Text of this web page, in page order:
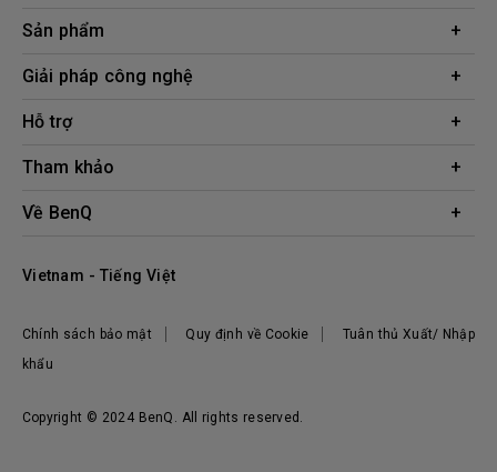
Sản phẩm
Máy chiếu
Giải pháp công nghệ
Chuyên gia BenQ AQCOLOR
Màn hình bảo vệ mắt
ZOWIE eSports
Hỗ trợ
Tải xuống
Liên hệ
Tham khảo
Công cụ tính khoảng cách chiếu
Địa điểm mua hàng
Về BenQ
Tập đoàn BenQ
Trách nhiệm xã hội
Tin tức
Copyright © 2024 BenQ. All rights reserved.
Chính sách bảo mật Quy định về Cookie
Tuân thủ Xuất/ Nhập
khẩu
Vietnam - Tiếng Việt